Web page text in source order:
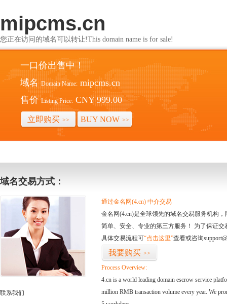
mipcms.cn
您正在访问的域名可以转让!This domain name is for sale!
一口价出售中！
域名 Domain Name: mipcms.cn
售价 Listing Price: CNY 999.00
立即购买 >> BUY NOW >>
域名交易方式：
联系我们
通过金名网(4.cn) 中介交易
金名网(4.cn)是全球领先的域名交易服务机构
简单、安全、专业的第三方服务！ 为了保证
具体交易流程可“点击这里”查看或咨询
我要购买 >>
Process Overview:
4.cn is a world leading domain escrow service
million RMB transaction volume every year. We